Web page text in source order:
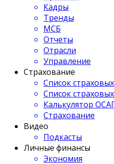
Кадры
Тренды
МСБ
Отчеты
Отрасли
Управление
Страхование
Список
Список
Калькулятор
Страхование
Видео
Подкасты
Личные финансы
Экономия